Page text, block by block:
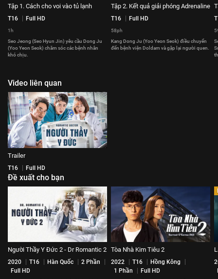
Tập 1. Cách cho voi vào tủ lạnh
T16 Full HD
1h
Seo Jeong (Seo Hyun Jin) yêu cầu Dong Ju
(Yoo Yeon Seok) chăm sóc các bệnh nhân
khó chịu.
Tập 2. Kết quả giải phóng Adrenaline
T16 Full HD
58ph
Kang Dong Ju (Yoo Yeon Seok) điều chuyển
đến bệnh viện Doldam và gặp lại người quen.
Video liên quan
Trailer
T16 Full HD
Đề xuất cho bạn
Người Thầy Y Đức 2 - Dr Romantic 2
2020 T16 Hàn Quốc
2 Phần
Full HD
Tòa Nhà Kim Tiêu 2
2022 T16
Hồng Kông
1 Phần
Full HD